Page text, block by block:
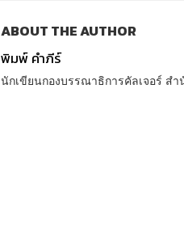
ABOUT THE AUTHOR
พิมพ์ คำภีร์
นักเขียนกองบรรณาธิการคัลเจอร์ สำ